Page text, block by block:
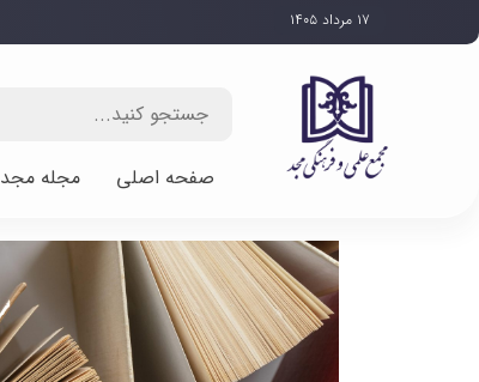
۱۷ مرداد ۱۴۰۵
صفحه اصلی مجله مجد